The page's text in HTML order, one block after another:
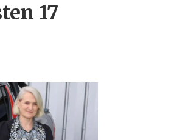
17